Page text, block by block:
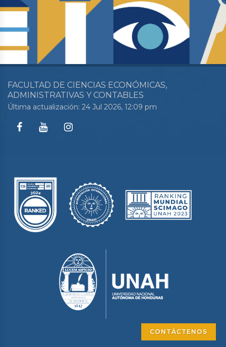
FACULTAD DE CIENCIAS ECONÓMICAS,
ADMINISTRATIVAS Y CONTABLES
Última actualización: 24 Jul 2026, 12:09 pm
CONTÁCTENOS